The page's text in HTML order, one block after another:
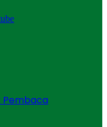
Pembaca